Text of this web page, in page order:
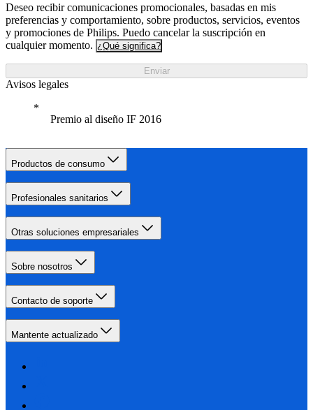
Deseo recibir comunicaciones promocionales, basadas en mis
preferencias y comportamiento, sobre productos, servicios, eventos
y promociones de Philips. Puedo cancelar la suscripción en
cualquier momento. ¿Qué significa?
Enviar
Avisos legales
Premio al diseño IF 2016
Productos de consumo
Profesionales sanitarios
Otras soluciones empresariales
Sobre nosotros
Contacto de soporte
Mantente actualizado